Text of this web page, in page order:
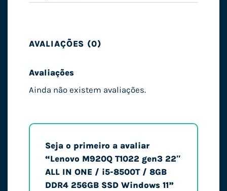
AVALIAÇÕES (0)
Avaliações
Ainda não existem avaliações.
Seja o primeiro a avaliar
“Lenovo M920Q T1022 gen3 22″
ALL IN ONE / i5-8500T / 8GB
DDR4 256GB SSD Windows 11”